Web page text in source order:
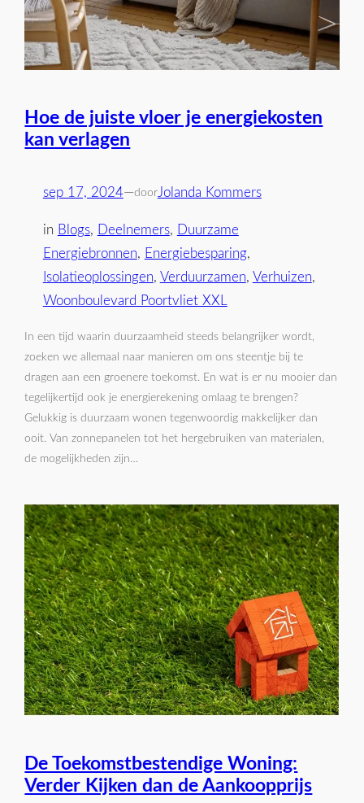
Hoe de juiste vloer je energiekosten
kan verlagen
sep 17, 2024—doorJolanda Kommers
in Blogs, Deelnemers,
Duurzame
Energiebronnen, Energiebesparing
Isolatieoplossingen, Verduurzamen, Verhuizen
Woonboulevard Poortvliet XXL
In een tijd waarin duurzaamheid steeds belangrijker wordt,
zoeken we allemaal naar manieren om ons steentje bij te
dragen aan een groenere toekomst. En wat is er nu mooier dan
tegelijkertijd ook je energierekening omlaag te brengen?
Gelukkig is duurzaam wonen tegenwoordig makkelijker dan
ooit. Van zonnepanelen tot het hergebruiken van materialen,
de mogelijkheden zijn…
De Toekomstbestendige Woning:
Verder Kijken dan de Aankoopprijs